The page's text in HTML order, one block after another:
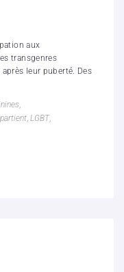
aux
transgenres
leur puberté. Des
,
, LGBT,